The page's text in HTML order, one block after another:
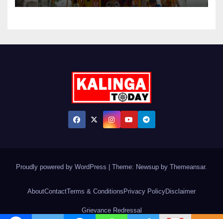
Proudly powered by WordPress Theme: Newsup by Themeansar.
AboutContactTerms & ConditionsPrivacy PolicyDisclaimer
Grievance Redressal